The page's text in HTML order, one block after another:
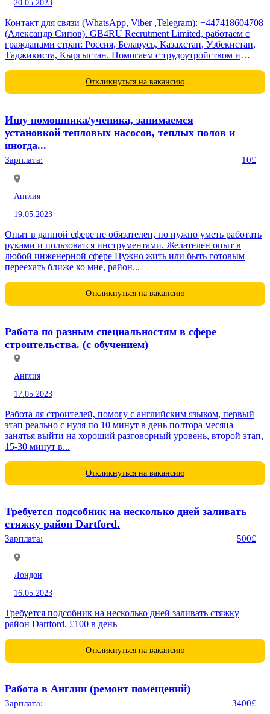
20.05.2023
Контакт для связи (WhatsApp, Viber ,Telegram): +447418604708
(Александр Сипов). GB4RU Recrutment Limited, работаем с
гражданами стран: Россия, Беларусь, Казахстан, Узбекистан,
Таджикиста, Кыргыстан. Помогаем с трудоутройством и
до...
Откликнуться на вакансию
Ищу помошника/ученика, занимаемся
установкой тепловых насосов, теплых полов и
иногда...
Зарплата: 10£
Англия
19.05.2023
Опыт в данной сфере не обязателен, но нужно уметь работать
руками и пользоватся инструментами. Желателен опыт в
любой инженерной сфере Нужно жить или быть готовым
переехать ближе ко мне, район...
Откликнуться на вакансию
Работа по разным специальностям в сфере
строительства. (с обучением)
Англия
17.05.2023
Работа ля строителей, помогу с английским языком, первый
этап реально с нуля по 10 минут в день полтора месяца
занятья выйти на хороший разговорный уровень, второй этап,
15-30 минут в...
Откликнуться на вакансию
Требуется подсобник на несколько дней заливать
стяжку район Dartford.
Зарплата: 500£
Лондон
16.05.2023
Требуется подсобник на несколько дней заливать стяжку
район Dartford. £100 в день
Откликнуться на вакансию
Работа в Англии (ремонт помещений)
Зарплата: 3400£